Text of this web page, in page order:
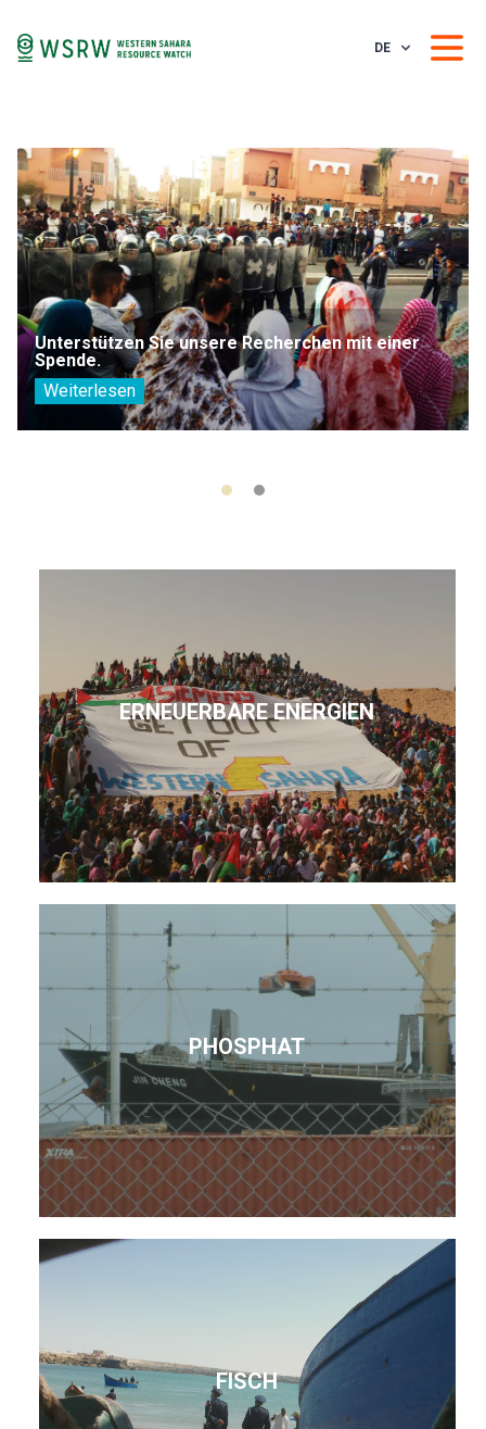
DE
Unterstützen Sie unsere Recherchen mit einer
Spende.
Weiterlesen
ERNEUERBARE ENERGIEN
PHOSPHAT
FISCH